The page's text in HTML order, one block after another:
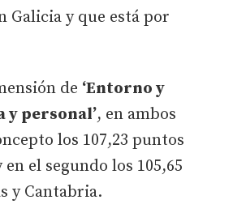
Galicia y que está por
de ‘Entorno y
y personal’, en ambos
los 107,23 puntos
el segundo los 105,65
y Cantabria.